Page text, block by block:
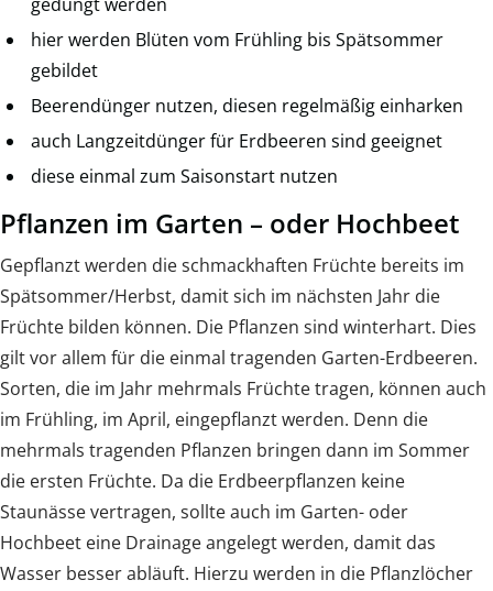
gedüngt werden
hier werden Blüten vom Frühling bis Spätsommer
gebildet
Beerendünger nutzen, diesen regelmäßig einharken
auch Langzeitdünger für Erdbeeren sind geeignet
diese einmal zum Saisonstart nutzen
Pflanzen im Garten – oder Hochbeet
Gepflanzt werden die schmackhaften Früchte bereits im
Spätsommer/Herbst, damit sich im nächsten Jahr die
Früchte bilden können. Die Pflanzen sind winterhart. Dies
gilt vor allem für die einmal tragenden Garten-Erdbeeren.
Sorten, die im Jahr mehrmals Früchte tragen, können auch
im Frühling, im April, eingepflanzt werden. Denn die
mehrmals tragenden Pflanzen bringen dann im Sommer
die ersten Früchte. Da die Erdbeerpflanzen keine
Staunässe vertragen, sollte auch im Garten- oder
Hochbeet eine Drainage angelegt werden, damit das
Wasser besser abläuft. Hierzu werden in die Pflanzlöcher